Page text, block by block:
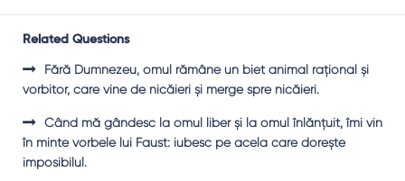
Related Questions
Fără Dumnezeu, omul rămâne un biet animal raţional şi
vorbitor, care vine de nicăieri şi merge spre nicăieri.
Când mă gândesc la omul liber şi la omul înlănţuit, îmi vin
în minte vorbele lui Faust: iubesc pe acela care doreşte
imposibilul.